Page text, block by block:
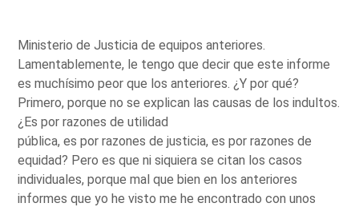
Ministerio de Justicia de equipos anteriores.
Lamentablemente, le tengo que decir que este informe
es muchísimo peor que los anteriores. ¿Y por qué?
Primero, porque no se explican las causas de los indultos.
¿Es por razones de utilidad
pública, es por razones de justicia, es por razones de
equidad? Pero es que ni siquiera se citan los casos
individuales, porque mal que bien en los anteriores
informes que yo he visto me he encontrado con unos